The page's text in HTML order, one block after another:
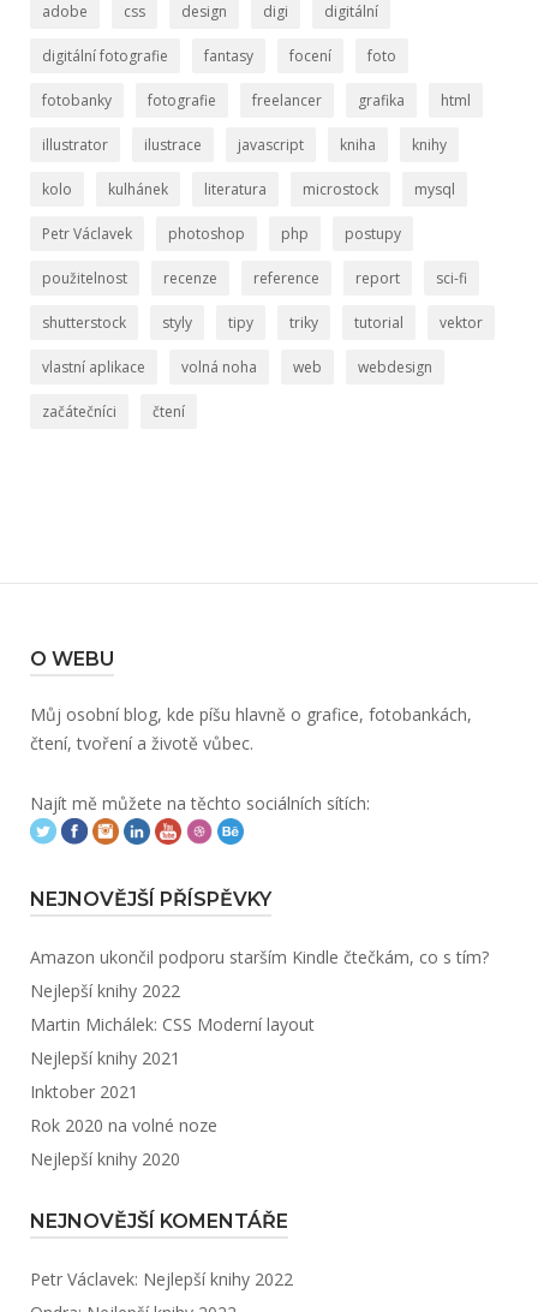
adobe css design digi digitální
digitální fotografie fantasy focení foto
fotobanky fotografie freelancer grafika html
illustrator ilustrace javascript kniha knihy
kolo kulhánek literatura microstock mysql
Petr Václavek photoshop php postupy
použitelnost recenze reference report sci-fi
shutterstock styly tipy triky tutorial vektor
vlastní aplikace volná noha web webdesign
začátečníci čtení
O WEBU
Můj osobní blog, kde píšu hlavně o grafice, fotobankách,
čtení, tvoření a životě vůbec.
Najít mě můžete na těchto sociálních sítích:
NEJNOVĚJŠÍ PŘÍSPĚVKY
Amazon ukončil podporu starším Kindle čtečkám, co s tím?
Nejlepší knihy 2022
Martin Michálek: CSS Moderní layout
Nejlepší knihy 2021
Inktober 2021
Rok 2020 na volné noze
Nejlepší knihy 2020
NEJNOVĚJŠÍ KOMENTÁŘE
Petr Václavek: Nejlepší knihy 2022